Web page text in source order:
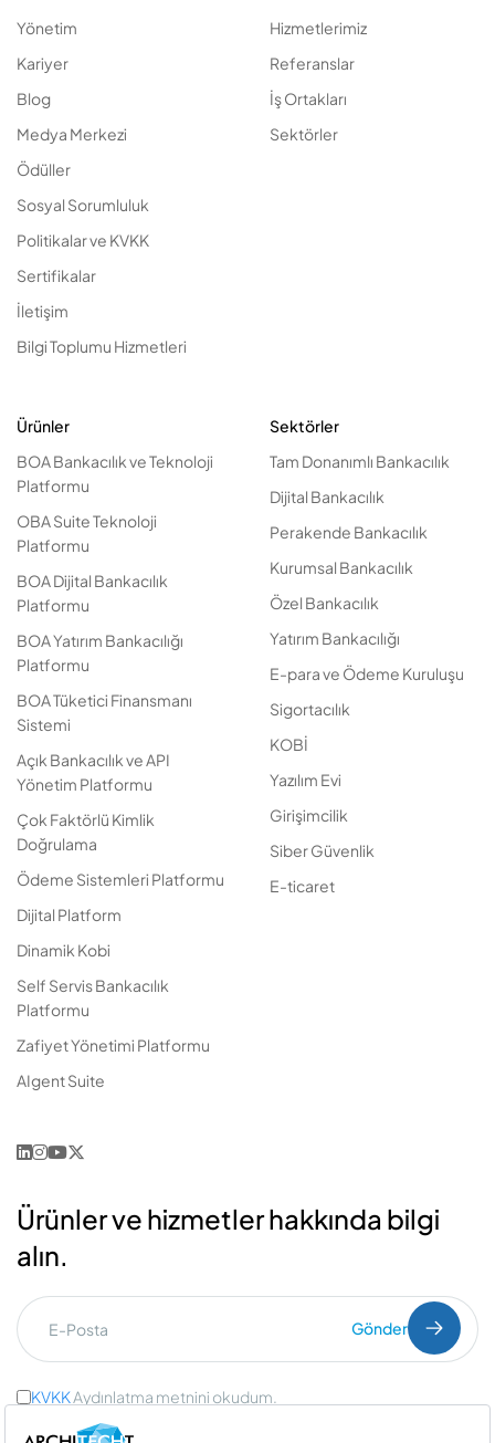
Yönetim
Kariyer
Blog
Medya Merkezi
Ödüller
Sosyal Sorumluluk
Politikalar ve KVKK
Sertifikalar
İletişim
Bilgi Toplumu Hizmetleri
Hizmetlerimiz
Referanslar
İş Ortakları
Sektörler
Ürünler
BOA Bankacılık ve Teknoloji
Platformu
OBA Suite Teknoloji
Platformu
BOA Dijital Bankacılık
Platformu
BOA Yatırım Bankacılığı
Platformu
BOA Tüketici Finansmanı
Sistemi
Açık Bankacılık ve API
Yönetim Platformu
Çok Faktörlü Kimlik
Doğrulama
Ödeme Sistemleri Platformu
Dijital Platform
Dinamik Kobi
Self Servis Bankacılık
Platformu
Zafiyet Yönetimi Platformu
AIgent Suite
Sektörler
Tam Donanımlı Bankacılık
Dijital Bankacılık
Perakende Bankacılık
Kurumsal Bankacılık
Özel Bankacılık
Yatırım Bankacılığı
E-para ve Ödeme Kuruluşu
Sigortacılık
KOBİ
Yazılım Evi
Girişimcilik
Siber Güvenlik
E-ticaret
Ürünler ve hizmetler hakkında bilgi
alın.
Gönder
KVKKAydınlatma metnini okudum.
Ticari İleti Onayı